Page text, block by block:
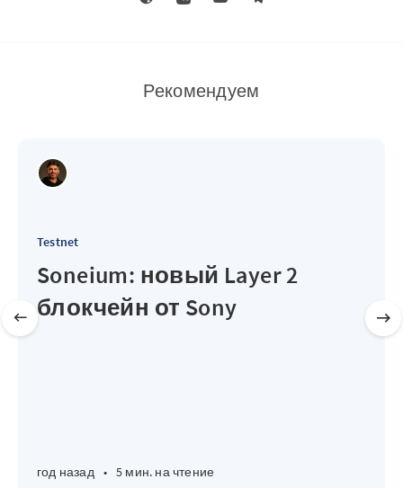
Рекомендуем
Testnet
Soneium: новый Layer 2
блокчейн от Sony
год назад • 5 мин. на чтение